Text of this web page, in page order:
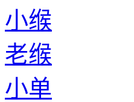
小缑
老缑
小单